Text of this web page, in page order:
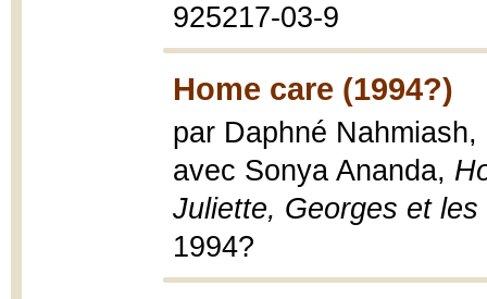
925217-03-9
Home care (1994?)
par Daphné
avec Sonya Ananda,
Juliette, Georges et
1994?